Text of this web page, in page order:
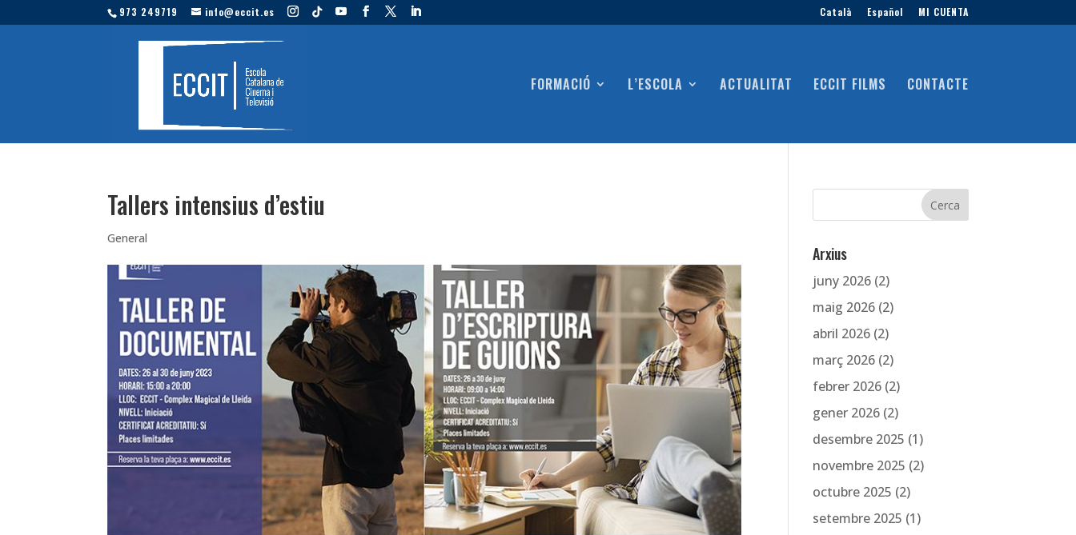
973 249719 info@eccit.es Català Español MI CUENTA
FORMACIÓ L’ESCOLA ACTUALITAT ECCIT FILMS CONTACTE
Tallers intensius d’estiu
General
Arxius
juny 2026 (2)
maig 2026 (2)
abril 2026 (2)
març 2026 (2)
febrer 2026 (2)
gener 2026 (2)
desembre 2025 (1)
novembre 2025 (2)
octubre 2025 (2)
setembre 2025 (1)